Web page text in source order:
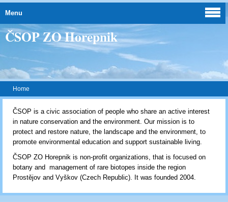
ČSOP ZO Horepnik
Home
ČSOP is a civic association of people who share an active interest
in nature conservation and the environment. Our mission is to
protect and restore nature, the landscape and the environment, to
promote environmental education and support sustainable living.
ČSOP ZO Horepnik is non-profit organizations, that is focused on
botany and management of rare biotopes inside the region
Prostějov and Vyškov (Czech Republic). It was founded 2004.
Menu